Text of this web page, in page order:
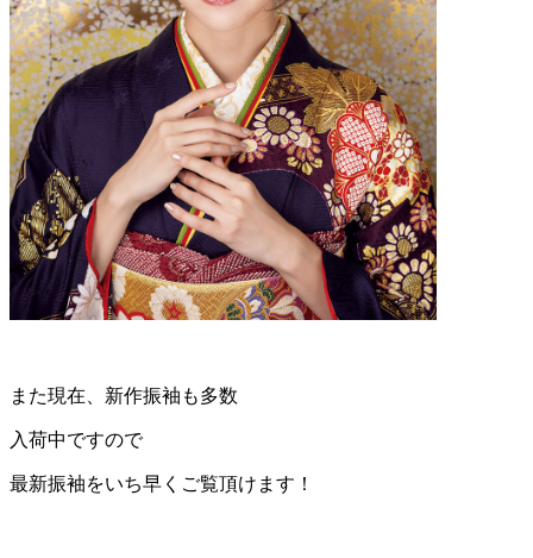
また現在、新作振袖も多数
入荷中ですので
最新振袖をいち早くご覧頂けます！